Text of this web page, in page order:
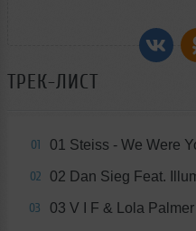
ТРЕК-ЛИСТ
01 01 Steiss - We Were
02 02 Dan Sieg Feat.
03 03 V I F & Lola